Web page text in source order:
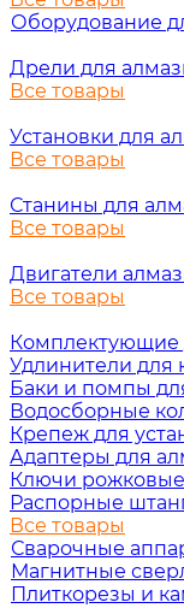
Оборудование
Дрели для
Все товары
Установки для
Все товары
Станины для
Все товары
Двигатели
Все товары
Комплектующие
Удлинители для
Баки и помпы
Водосборные
Крепеж для
Адаптеры для
Ключи рожковые
Распорные
Все товары
Сварочные
Магнитные
Плиткорезы и